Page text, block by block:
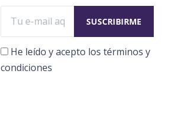
He leído y acepto los términos y
condiciones